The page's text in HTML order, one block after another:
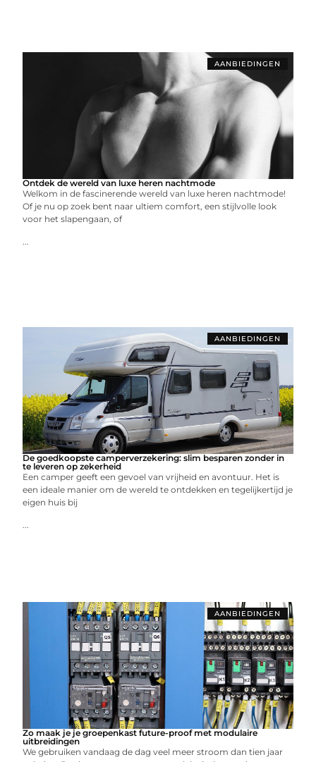
AANBIEDINGEN
Ontdek de wereld van luxe heren nachtmode
Welkom in de fascinerende wereld van luxe heren nachtmode!
Of je nu op zoek bent naar ultiem comfort, een stijlvolle look
voor het slapengaan, of
...
AANBIEDINGEN
De goedkoopste camperverzekering: slim besparen zonder in
te leveren op zekerheid
Een camper geeft een gevoel van vrijheid en avontuur. Het is
een ideale manier om de wereld te ontdekken en tegelijkertijd je
eigen huis bij
...
AANBIEDINGEN
Zo maak je je groepenkast future-proof met modulaire
uitbreidingen
We gebruiken vandaag de dag veel meer stroom dan tien jaar